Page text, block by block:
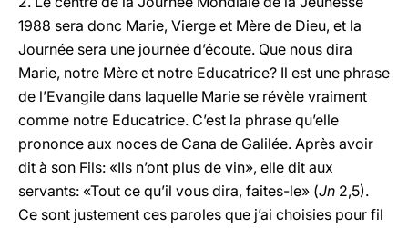
1988 sera donc Marie, Vierge et Mère de Dieu, et la
Journée sera une journée d’écoute. Que nous dira
Marie, notre Mère et notre Educatrice? Il est une phrase
de l’Evangile dans laquelle Marie se révèle vraiment
comme notre Educatrice. C’est la phrase qu’elle
prononce aux noces de Cana de Galilée. Après avoir
dit à son Fils: «Ils n’ont plus de vin», elle dit aux
servants: «Tout ce qu’il vous dira, faites-le» (Jn 2,5).
Ce sont justement ces paroles que j’ai choisies pour fil